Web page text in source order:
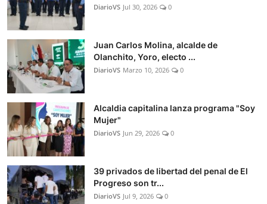
DiarioVS Jul 30, 2026 0
Juan Carlos Molina, alcalde de
Olanchito, Yoro, electo ...
DiarioVS Marzo 10, 2026 0
Alcaldia capitalina lanza programa "Soy
Mujer"
DiarioVS Jun 29, 2026 0
39 privados de libertad del penal de El
Progreso son tr...
DiarioVS Jul 9, 2026 0